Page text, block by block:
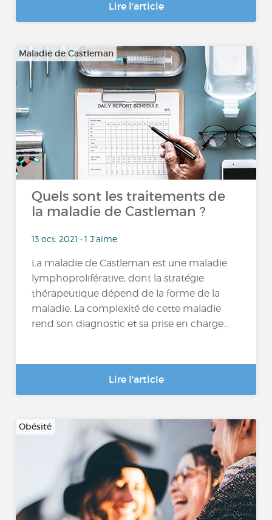
Lire l'article
Maladie de Castleman
Quels sont les traitements de
la maladie de Castleman ?
13 oct. 2021 • 1 J'aime
La maladie de Castleman est une maladie
lymphoproliférative, dont la stratégie
thérapeutique dépend de la forme de la
maladie. La complexité de cette maladie
rend son diagnostic et sa prise en charge...
Lire l'article
Obésité